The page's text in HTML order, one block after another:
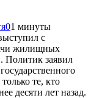
01 минуты
с
жилищных
Политик заявил
те, кто
десяти лет назад.